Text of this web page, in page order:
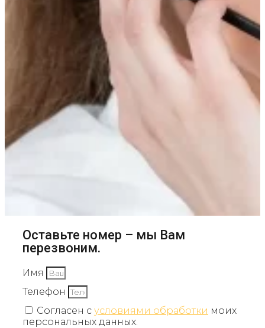
Оставьте номер – мы Вам
перезвоним.
Имя
Телефон
Согласен с условиями обработки моих
персональных данных.